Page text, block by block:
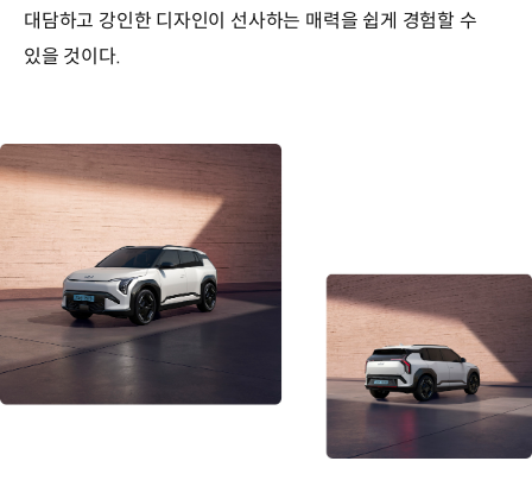
대담하고 강인한 디자인이 선사하는 매력을 쉽게 경험할 수
있을 것이다.